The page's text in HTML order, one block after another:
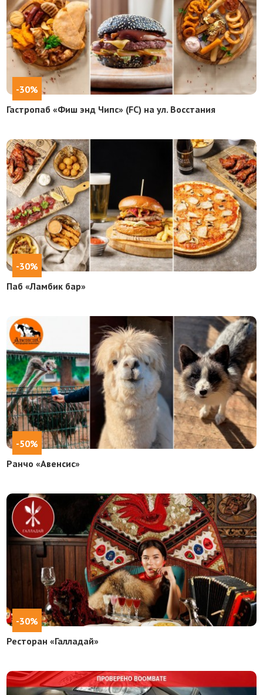
-30%
Гастропаб «Фиш энд Чипс» (FC) на ул. Восстания
-30%
Паб «Ламбик бар»
-50%
Ранчо «Авенсис»
-30%
Ресторан «Галладай»